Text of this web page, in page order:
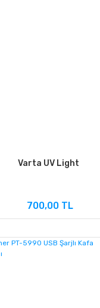
Varta UV Light
700,00 TL